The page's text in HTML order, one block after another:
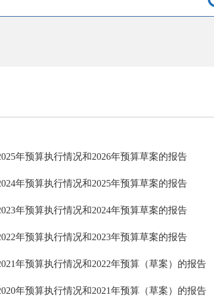
年预算执行情况和2026年预算草案的报告
年预算执行情况和2025年预算草案的报告
年预算执行情况和2024年预算草案的报告
年预算执行情况和2023年预算草案的报告
年预算执行情况和2022年预算（草案）的报告
年预算执行情况和2021年预算（草案）的报告